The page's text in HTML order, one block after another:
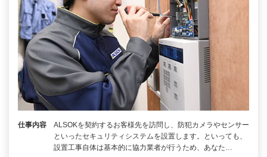
仕事内容
ALSOKを契約するお客様先を訪問し、防犯カメラやセンサー
といったセキュリティシステムを設置します。といっても、
設置工事自体は基本的に協力業者が行うため、あなた…